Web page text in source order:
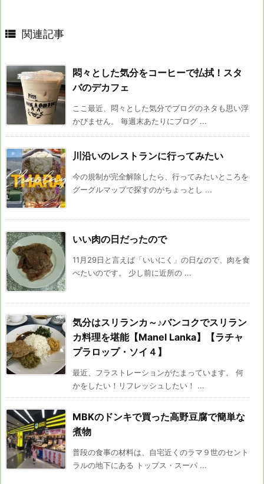
 関連記事
悶々とした気分をコーヒーで払拭！スタ
バのデカフェ
ここ最近、悶々とした気分でブログのネタも思い浮
かびません。 毎週末あたりにブログ ...
川沿いのレストランに行ってみたい
今の規制が完全解除したら、行ってみたいところを
グーグルマップで探すのがちょっとし ...
いい肉の日だったので
11月29日と言えば「いいにく」の日なので、肉を食
べたいのです。 少し前に近所の ...
気分はスリランカ～♪バンコクでスリラン
カ料理を堪能【Manel Lanka】【ラチャ
プラロップ・ソイ４】
最近、フラストレーションがたまっています。 何
かをしたい！リフレッシュしたい！ ...
MBKのドンキで買った高野豆腐で簡単な
煮物
普段の食事の材料は、自宅近くのラマ９世のセント
ラルの地下にある トップス・スーパ ...